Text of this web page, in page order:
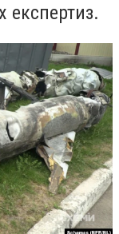
експертиз.